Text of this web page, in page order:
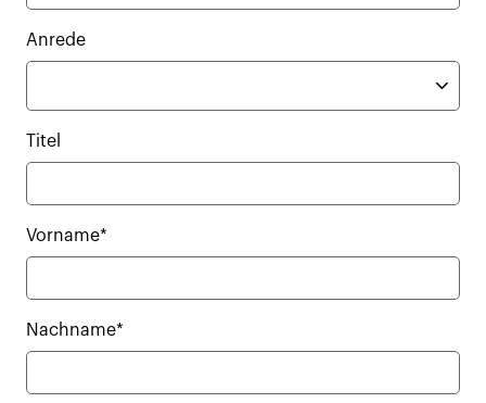
Anrede
Titel
Vorname*
Nachname*